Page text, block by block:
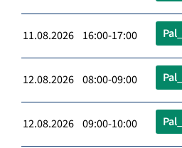
11.08.2026 16:00-17:00
12.08.2026 08:00-09:00
12.08.2026 09:00-10:00